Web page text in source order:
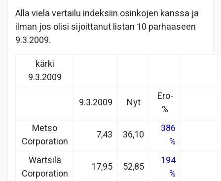
Alla vielä vertailu indeksiin osinkojen kanssa ja
ilman jos olisi sijoittanut listan 10 parhaaseen
9.3.2009.
kärki
9.3.2009
9.3.2009
Nyt
Ero-
%
Metso
Corporation
7,43 36,10
386
%
Wärtsilä
Corporation
17,95 52,85
194
%